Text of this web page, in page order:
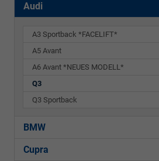
Audi
A3 Sportback *FACELIFT*
A5 Avant
A6 Avant *NEUES MODELL*
Q3
Q3 Sportback
BMW
Cupra